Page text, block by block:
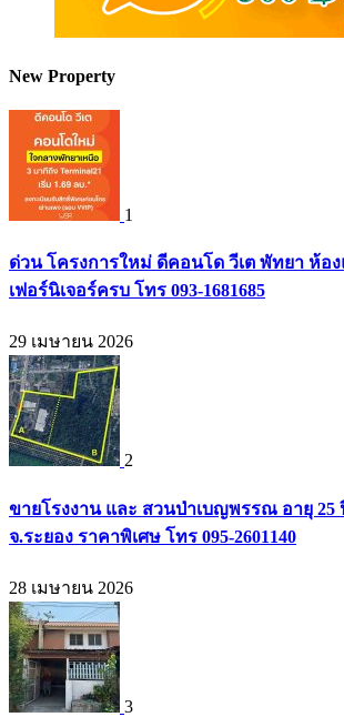
New Property
1
ด่วน โครงการใหม่ ดีคอนโด วีเต พัทยา ห้อ
เฟอร์นิเจอร์ครบ โทร 093-1681685
29 เมษายน 2026
2
ขายโรงงาน และ สวนป่าเบญพรรณ อายุ 25
จ.ระยอง ราคาพิเศษ โทร 095-2601140
28 เมษายน 2026
3